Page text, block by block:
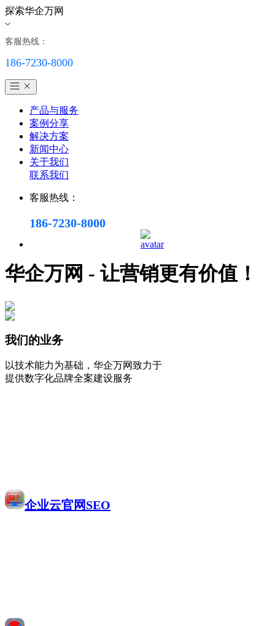
探索华企万网
客服热线：
186-7230-8000
产品与服务
案例分享
解决方案
新闻中心
关于我们
联系我们
客服热线：
186-7230-8000
华企万网 - 让营销更有价值！
我们的业务
以技术能力为基础，华企万网致力于
提供数字化品牌全案建设服务
企业云官网SEO